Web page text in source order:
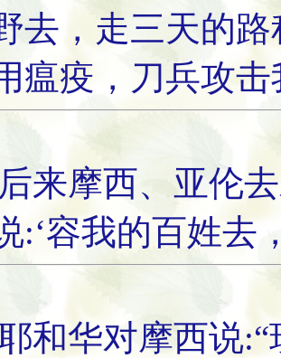
去，走三天的
瘟疫，刀兵攻击
来摩西、亚伦
:‘容我的百姓去
和华对摩西说